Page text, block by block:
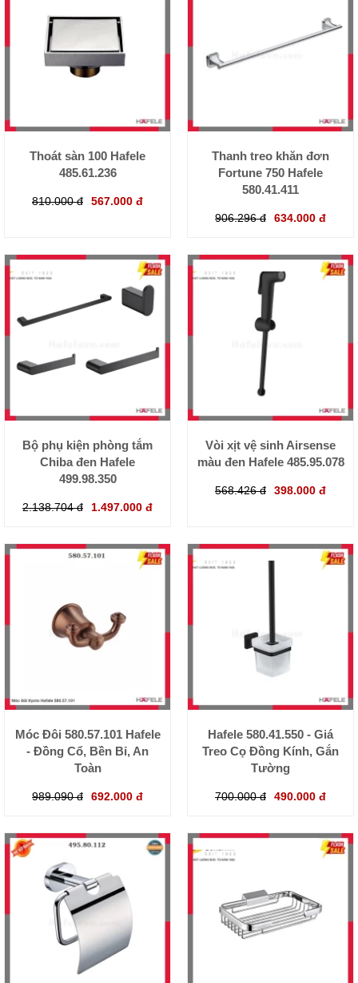
Thoát sàn 100 Hafele
485.61.236
810.000 đ 567.000 đ
Thanh treo khăn đơn
Fortune 750 Hafele
580.41.411
906.296 đ 634.000 đ
Bộ phụ kiện phòng tắm
Chiba đen Hafele
499.98.350
2.138.704 đ 1.497.000 đ
Vòi xịt vệ sinh Airsense
màu đen Hafele 485.95.078
568.426 đ 398.000 đ
Móc Đôi 580.57.101 Hafele
- Đồng Cổ, Bền Bỉ, An
Toàn
989.090 đ 692.000 đ
Hafele 580.41.550 - Giá
Treo Cọ Đồng Kính, Gắn
Tường
700.000 đ 490.000 đ